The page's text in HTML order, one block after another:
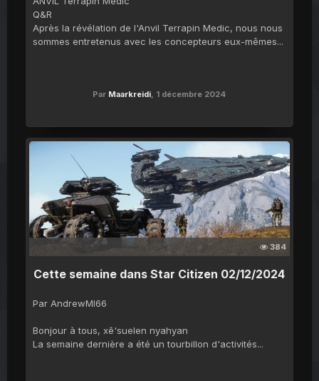
Q&R
Après la révélation de l'Anvil Terrapin Medic, nous nous
sommes entretenus avec les concepteurs eux-mêmes...
Par Maarkreidi, 1 décembre 2024
384
Cette semaine dans Star Citizen 02/12/2024
Par AndrewMI66
Bonjour à tous, xē'suelen nyahyan
La semaine dernière a été un tourbillon d'activités...